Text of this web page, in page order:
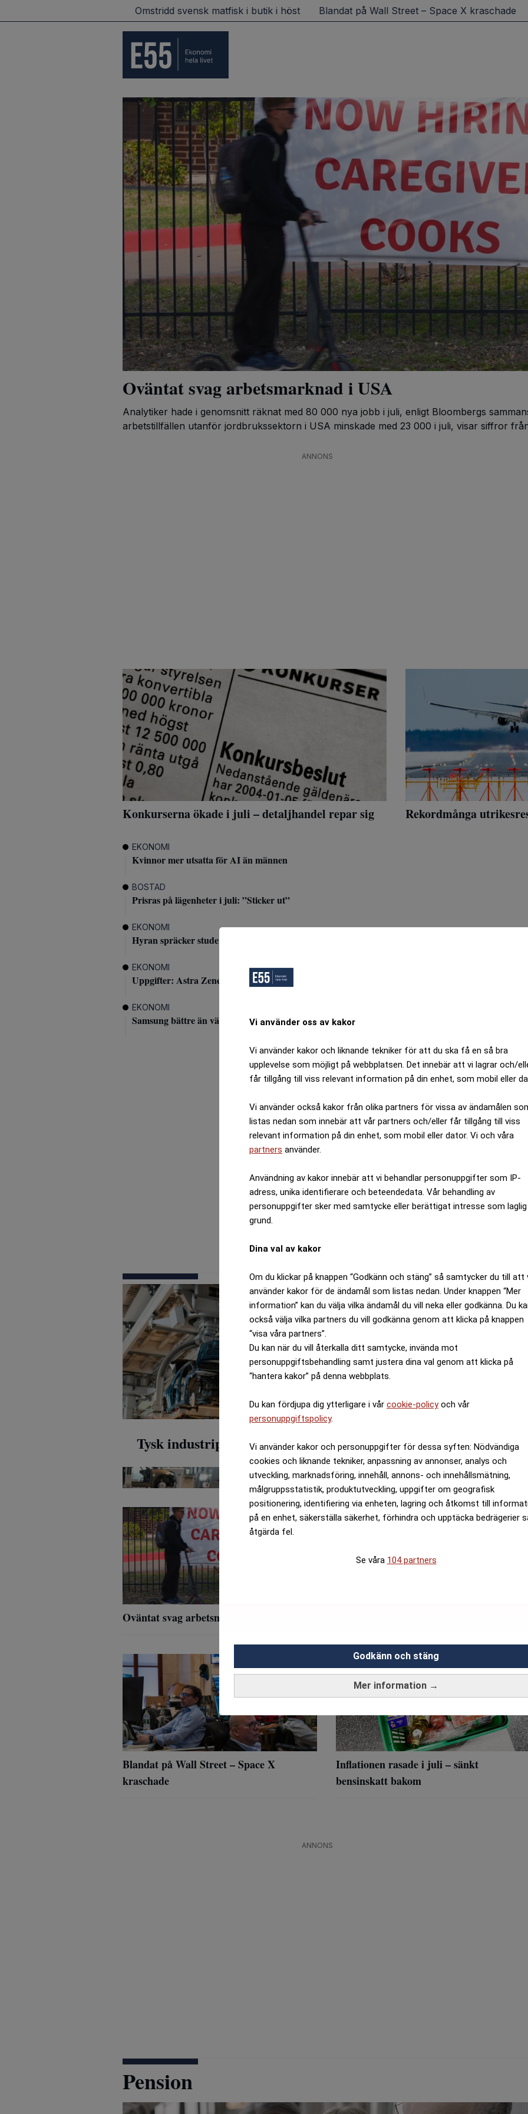
Vi använder oss av kakor
Vi använder kakor och liknande tekniker för att du ska få en så bra
upplevelse som möjligt på webbplatsen. Det innebär att vi lagrar och/
får tillgång till viss relevant information på din enhet, som mobil eller
Vi använder också kakor från olika partners för vissa av ändamålen
listas nedan som innebär att vår partners och/eller får tillgång till viss
relevant information på din enhet, som mobil eller dator. Vi och våra
partners använder.
Användning av kakor innebär att vi behandlar personuppgifter som IP-
adress, unika identifierare och beteendedata. Vår behandling av
personuppgifter sker med samtycke eller berättigat intresse som laglig
grund.
Dina val av kakor
Om du klickar på knappen “Godkänn och stäng” så samtycker du till att
använder kakor för de ändamål som listas nedan. Under knappen “Mer
information” kan du välja vilka ändamål du vill neka eller godkänna. Du
också välja vilka partners du vill godkänna genom att klicka på knappen
“visa våra partners”.
Du kan när du vill återkalla ditt samtycke, invända mot
personuppgiftsbehandling samt justera dina val genom att klicka på
“hantera kakor” på denna webbplats.
Du kan fördjupa dig ytterligare i vår cookie-policyoch vår
personuppgiftspolicy.
Vi använder kakor och personuppgifter för dessa syften: Nödvändiga
cookies och liknande tekniker, anpassning av annonser, analys och
utveckling, marknadsföring, innehåll, annons- och innehållsmätning,
målgruppsstatistik, produktutveckling, uppgifter om geografisk
positionering, identifiering via enheten, lagring och åtkomst till
på en enhet, säkerställa säkerhet, förhindra och upptäcka bedrägerier
åtgärda fel.
Se våra 104 partners
Mer information →
Godkänn och stäng
Omstridd svensk matfisk i butik i höst Blandat på Wall Street – Space X kraschade
Oväntat svag arbetsmarknad i USA
Analytiker hade i genomsnitt räknat med 80 000 nya jobb i juli, enligt Bloombergs
arbetstillfällen utanför jordbrukssektorn i USA minskade med 23 000 i juli, visar siffror
80 000 nya jobb i juli, enligt Bloombergs sammanställning av […]
ANNONS
Konkurserna ökade i juli – detaljhandel repar sig Rekordmånga
EKONOMI
Kvinnor mer utsatta för AI än männen
BOSTAD
Prisras på lägenheter i juli: ”Sticker ut”
EKONOMI
Hyran spräcker studentens budget – ”levt på nudlar”
EKONOMI
Uppgifter: Astra Zeneca i samtal om jätteaffär
EKONOMI
Samsung bättre än väntat – börsen pustar ut
ANNONS
Tysk industriproduktion steg i juni
Oväntat svag arbetsmarknad i USA
Blandat på Wall Street – Space X
kraschade
Inflationen rasade i juli – sänkt
bensinskatt bakom
ANNONS
Pension